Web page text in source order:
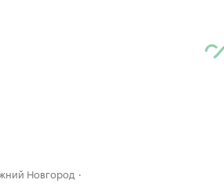
Новгород